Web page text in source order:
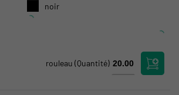
noir
rouleau (Quantité)